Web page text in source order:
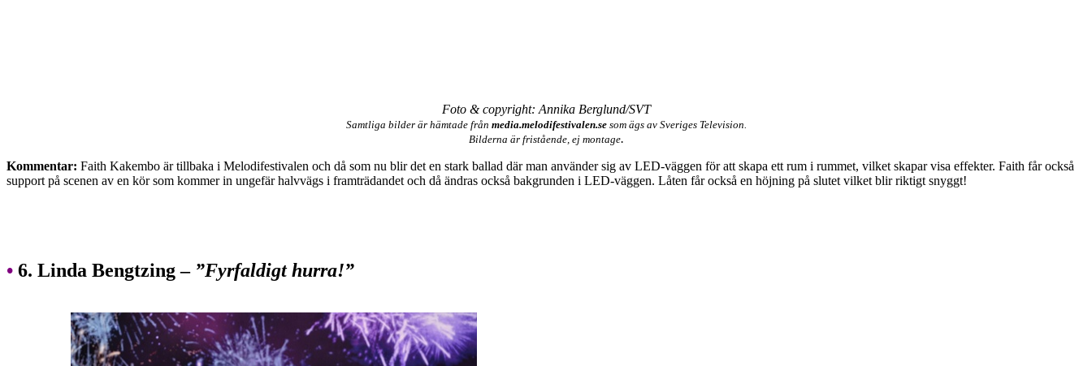
Foto & copyright: Annika Berglund/SVT
Samtliga bilder är hämtade från media.melodifestivalen.sesom ägs av Sveriges Television.
Bilderna är fristående, ej montage.
Kommentar: Faith Kakembo är tillbaka i Melodifestivalen och då som nu blir det en stark ballad där man använder sig av LED-väggen för att skapa ett rum i rummet, vilket skapar visa effekter. Faith får också
support på scenen av en kör som kommer in ungefär halvvägs i framträdandet och då ändras också bakgrunden i LED-väggen. Låten får också en höjning på slutet vilket blir riktigt snyggt!
• 6. Linda Bengtzing – ”Fyrfaldigt hurra!”